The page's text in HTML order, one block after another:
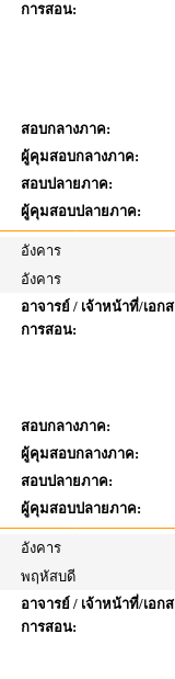
การสอน:
สอบกลางภาค:
ผู้คุมสอบกลางภาค:
สอบปลายภาค:
ผู้คุมสอบปลายภาค:
อังคาร
อังคาร
อาจารย์ / เจ้าหน้าที่/เอก
การสอน:
สอบกลางภาค:
ผู้คุมสอบกลางภาค:
สอบปลายภาค:
ผู้คุมสอบปลายภาค:
อังคาร
พฤหัสบดี
อาจารย์ / เจ้าหน้าที่/เอก
การสอน: